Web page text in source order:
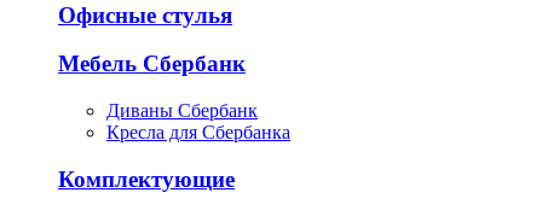
Офисные стулья
Мебель Сбербанк
Диваны Сбербанк
Кресла для Сбербанка
Комплектующие